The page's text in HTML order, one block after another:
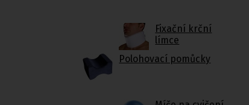
Fixační krční
límce
Polohovací pomůcky